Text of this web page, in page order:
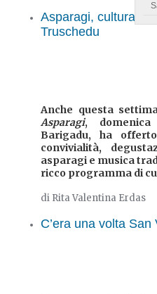
Asparagi, cultura e
Truschedu
Anche questa
Asparagi,
Barigadu, ha
convivialità,
asparagi e musica
ricco programma di
di Rita Valentina Erdas
C’era una volta